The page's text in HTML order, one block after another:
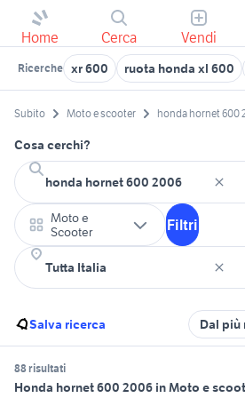
Home Cerca Vendi
Ricerche xr 600 ruota honda xl 600
Subito Moto e scooter honda hornet 600
Cosa cerchi?
Moto e
Scooter
Filtri
Salva ricerca Dal più
88 risultati
Honda hornet 600 2006 in Moto e